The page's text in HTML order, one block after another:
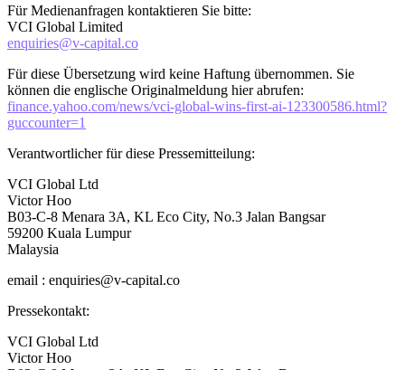
Für Medienanfragen kontaktieren Sie bitte:
VCI Global Limited
enquiries@v-capital.co
Für diese Übersetzung wird keine Haftung übernommen. Sie
können die englische Originalmeldung hier abrufen:
finance.yahoo.com/news/vci-global-wins-first-ai-123300586.html?
guccounter=1
Verantwortlicher für diese Pressemitteilung:
VCI Global Ltd
Victor Hoo
B03-C-8 Menara 3A, KL Eco City, No.3 Jalan Bangsar
59200 Kuala Lumpur
Malaysia
email : enquiries@v-capital.co
Pressekontakt:
VCI Global Ltd
Victor Hoo